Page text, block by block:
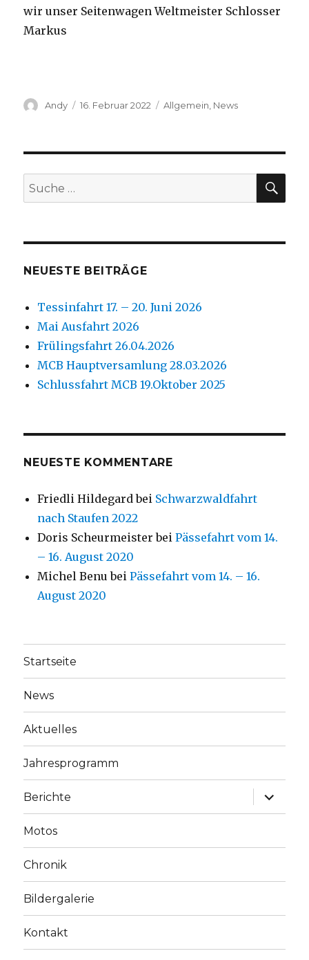
wir unser Seitenwagen Weltmeister Schlosser
Markus
Autor
Andy
Veröffentlicht
16. Februar 2022 Kategorien
Allgemein, News
Suche
nach:
NEUESTE BEITRÄGE
Tessinfahrt 17. – 20. Juni 2026
Mai Ausfahrt 2026
Frülingsfahrt 26.04.2026
MCB Hauptversamlung 28.03.2026
Schlussfahrt MCB 19.Oktober 2025
NEUESTE KOMMENTARE
Friedli Hildegardbei Schwarzwaldfahrt
nach Staufen 2022
Doris Scheurmeister beiPässefahrt vom 14.
– 16. August 2020
Michel Benu beiPässefahrt vom 14. – 16.
August 2020
Startseite
News
Aktuelles
Jahresprogramm
Berichte
Motos
Chronik
Bildergalerie
Kontakt